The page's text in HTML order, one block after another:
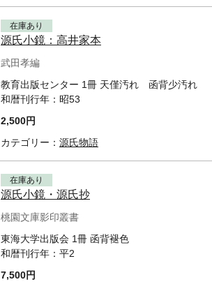
在庫あり
源氏小鏡：高井家本
武田孝編
教育出版センター 1冊 天僅汚れ 函背少汚れ
和暦刊行年： 昭53
2,500円
カテゴリー： 源氏物語
在庫あり
源氏小鏡・源氏抄
桃園文庫影印叢書
東海大学出版会 1冊 函背褪色
和暦刊行年： 平2
7,500円